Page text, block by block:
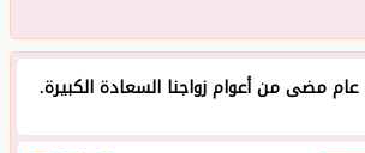
مضى من أعوام زواجنا السعادة الكبيرة.